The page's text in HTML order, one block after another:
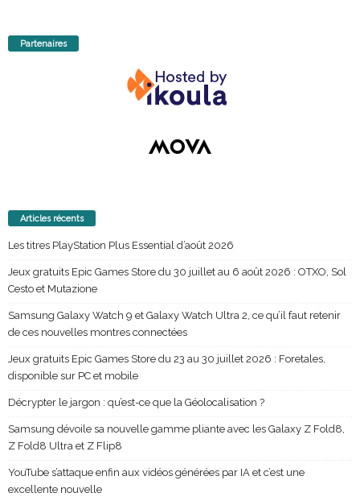
Partenaires
Articles récents
Les titres PlayStation Plus Essential d’août 2026
Jeux gratuits Epic Games Store du 30 juillet au 6 août 2026 : OTXO, Sol
Cesto et Mutazione
Samsung Galaxy Watch 9 et Galaxy Watch Ultra 2, ce qu’il faut retenir
de ces nouvelles montres connectées
Jeux gratuits Epic Games Store du 23 au 30 juillet 2026 : Foretales,
disponible sur PC et mobile
Décrypter le jargon : qu’est-ce que la Géolocalisation ?
Samsung dévoile sa nouvelle gamme pliante avec les Galaxy Z Fold8,
Z Fold8 Ultra et Z Flip8
YouTube s’attaque enfin aux vidéos générées par IA et c’est une
excellente nouvelle